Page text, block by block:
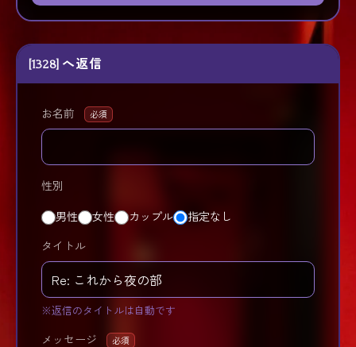
[1328] へ返信
お名前 必須
性別
男性 女性 カップル 指定なし
タイトル
※返信のタイトルは自動です
メッセージ 必須